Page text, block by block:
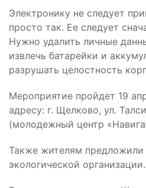
Электронику не следует
просто так. Ее следует
Нужно удалить личные
извлечь батарейки и
разрушать целостность
Мероприятие пройдет 19
адресу: г. Щелково, ул.
(молодежный центр
Также жителям предложили
экологической организации.